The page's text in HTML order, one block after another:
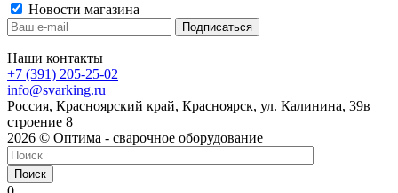
Новости магазина
Наши контакты
+7 (391) 205-25-02
info@svarking.ru
Россия, Красноярский край, Красноярск, ул. Калинина, 39в
строение 8
2026 © Оптима - сварочное оборудование
Поиск